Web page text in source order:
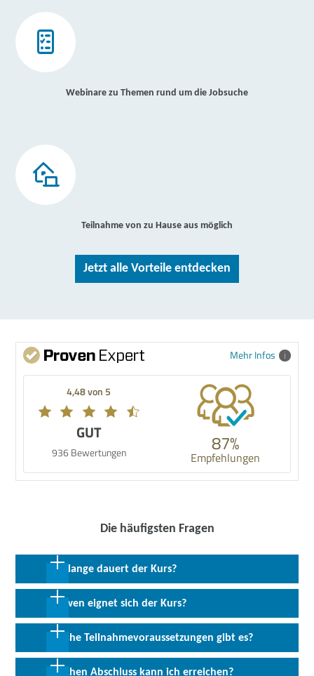
Webinare zu Themen rund um die Jobsuche
Teilnahme von zu Hause aus möglich
Jetzt alle Vorteile entdecken
Mehr Infos
4,48 von 5
GUT
936 Bewertungen 87%
Empfehlungen
Die häufigsten Fragen
Wie lange dauert der Kurs?
16 Wochen in Vollzeit
Für wen eignet sich der Kurs?
Dieser Kurs richtet sich an alle Personen, die zukunftsfähige und
moderne fachspezifische Kenntnisse erwerben und durch die
folgenden international anerkannten Zertifizierungen
Welche Teilnahmevoraussetzungen gibt es?
Vorausgesetzt werden gute Deutschkenntnisse auf dem
Welchen Abschluss kann ich erreichen?